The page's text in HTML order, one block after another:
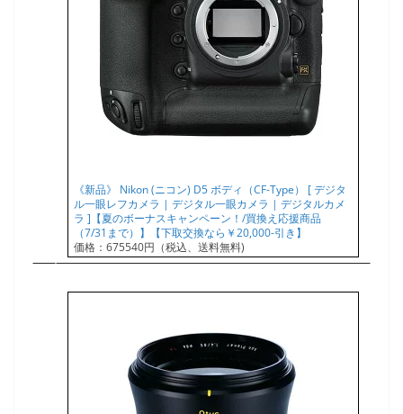
《新品》 Nikon (ニコン) D5 ボディ（CF-Type） [ デジタ
ル一眼レフカメラ | デジタル一眼カメラ | デジタルカメ
ラ ]【夏のボーナスキャンペーン！/買換え応援商品
（7/31まで）】【下取交換なら￥20,000-引き】
価格：675540円（税込、送料無料)